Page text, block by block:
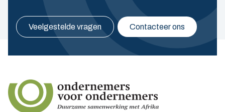
Veelgestelde vragen Contacteer ons